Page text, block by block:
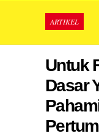
ARTIKEL
Untuk
Dasar